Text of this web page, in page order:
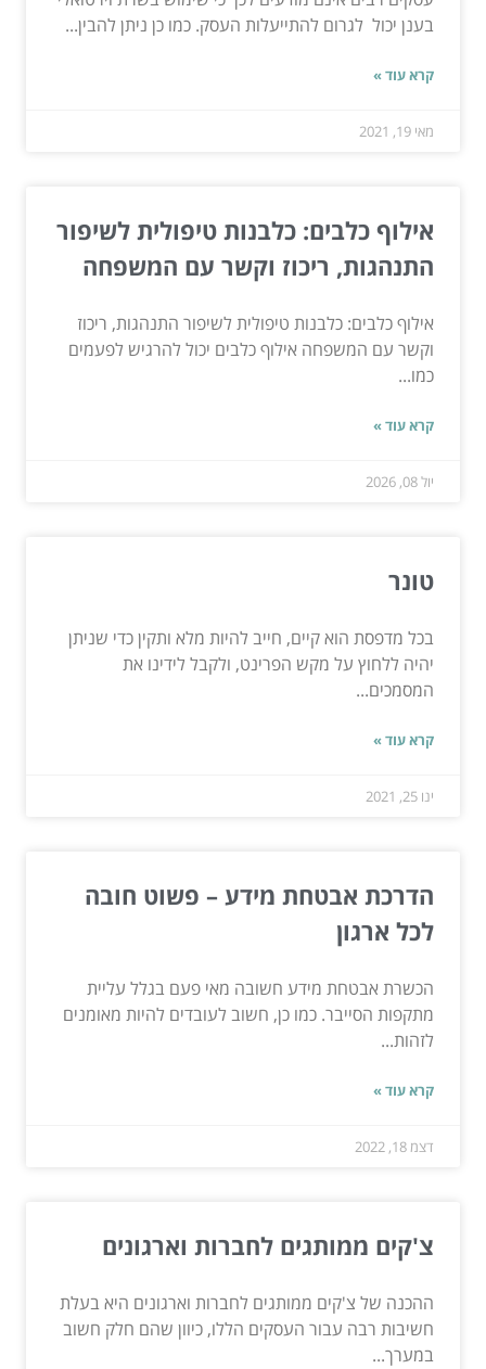
בענן יכול לגרום להתייעלות העסק. כמו כן ניתן להבין...
קרא עוד »
מאי 19, 2021
אילוף כלבים: כלבנות טיפולית לשיפור
התנהגות, ריכוז וקשר עם המשפחה
אילוף כלבים: כלבנות טיפולית לשיפור התנהגות, ריכוז
וקשר עם המשפחה אילוף כלבים יכול להרגיש לפעמים
כמו...
קרא עוד »
יול 08, 2026
טונר
בכל מדפסת הוא קיים, חייב להיות מלא ותקין כדי שניתן
יהיה ללחוץ על מקש הפרינט, ולקבל לידינו את
המסמכים...
קרא עוד »
ינו 25, 2021
הדרכת אבטחת מידע – פשוט חובה
לכל ארגון
הכשרת אבטחת מידע חשובה מאי פעם בגלל עליית
מתקפות הסייבר. כמו כן, חשוב לעובדים להיות מאומנים
לזהות...
קרא עוד »
דצמ 18, 2022
צ'קים ממותגים לחברות וארגונים
ההכנה של צ'קים ממותגים לחברות וארגונים היא בעלת
חשיבות רבה עבור העסקים הללו, כיוון שהם חלק חשוב
במערך...